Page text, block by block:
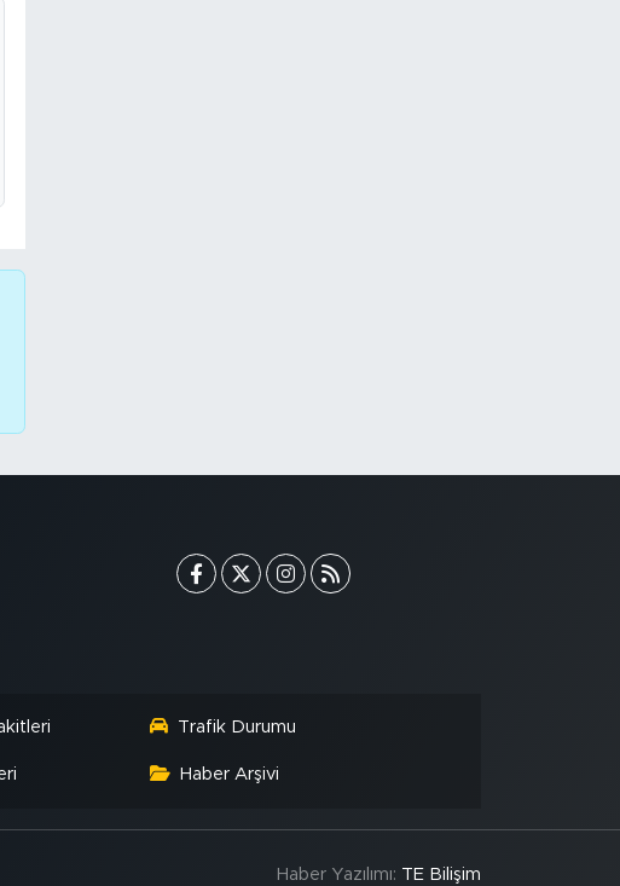
Trafik Durumu
Haber Arşivi
Haber Yazılımı: TE Bilişim